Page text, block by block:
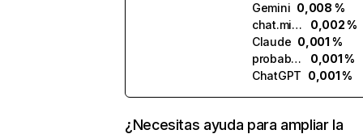
Gemini 0,008 %
chat.mistral.ai
0,002 %
Claude 0,001 %
probabl.ai
0,001 %
ChatGPT 0,001 %
¿Necesitas ayuda para ampliar la